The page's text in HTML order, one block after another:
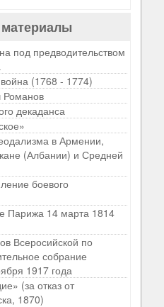
под предводительством
(1768 - 1774)
Романов
декаданса
в Армении,
(Албании) и Средней
боевого
Парижа 14 марта 1814
Всеросийской по
собрание
1917 года
(за отказ от
1870)